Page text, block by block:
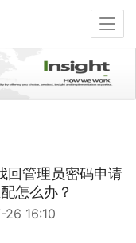
回管理员密码申请
怎么办？
16:10